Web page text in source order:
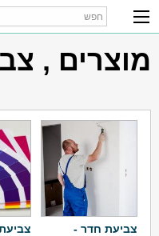
מוצרים ,
צביעת חדר -